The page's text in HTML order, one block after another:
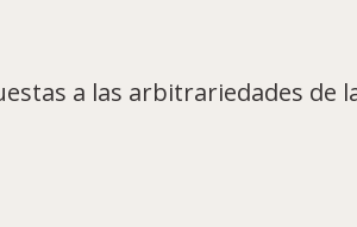
a las arbitrariedades de